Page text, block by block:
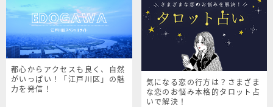
都心からアクセスも良く、自然
がいっぱい！「江戸川区」の魅
力を発信！
気になる恋の行方は？さまざま
な恋のお悩み本格的タロット占
いで解決！